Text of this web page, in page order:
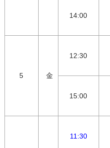
14:00
5 金
12:30
15:00
11:30